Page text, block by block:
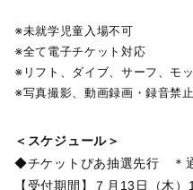
※未就学児童入場不可
※全て電子チケット対応
※リフト、ダイブ、サーフ、モ
※写真撮影、動画録画・録音禁止
＜スケジュール＞
◆チケットぴあ抽選先行 ＊
【受付期間】７月13日（木